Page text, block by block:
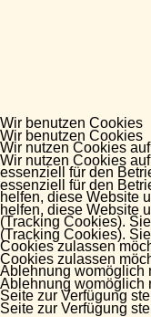
Wir benutzen Cookies
Wir nutzen Cookies
essenziell für den
helfen, diese Website
(Tracking Cookies).
Cookies zulassen
Ablehnung womöglich
Seite zur Verfügung
Wir benutzen Cookies
Wir nutzen Cookies
essenziell für den
helfen, diese Website
(Tracking Cookies).
Cookies zulassen
Ablehnung womöglich
Seite zur Verfügung